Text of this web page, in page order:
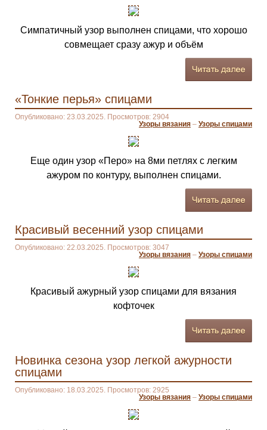
Симпатичный узор выполнен спицами, что хорошо
совмещает сразу ажур и объём
«Тонкие перья» спицами
Опубликовано: 23.03.2025. Просмотров: 2904
Узоры вязания – Узоры спицами
Еще один узор «Перо» на 8ми петлях с легким
ажуром по контуру, выполнен спицами.
Красивый весенний узор спицами
Опубликовано: 22.03.2025. Просмотров: 3047
Узоры вязания – Узоры спицами
Красивый ажурный узор спицами для вязания
кофточек
Новинка сезона узор легкой ажурности
спицами
Опубликовано: 18.03.2025. Просмотров: 2925
Узоры вязания – Узоры спицами